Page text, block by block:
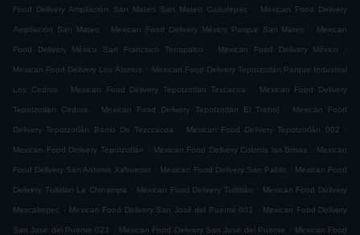
Food Delivery Ampliación San Mateo San Mateo Cuautepec . Mexican Food Delivery
Ampliación San Mateo . Mexican Food Delivery México Parque San Mateo . Mexican
Food Delivery México San Francisco Tenopalco . Mexican Food Delivery México .
Mexican Food Delivery Los Álamos . Mexican Food Delivery Tepotzotlán Parque Industrial
Los Cedros . Mexican Food Delivery Tepotzotlán Texcacoa . Mexican Food Delivery
Tepotzotlán Cedros . Mexican Food Delivery Tepotzotlán El Trebol . Mexican Food
Delivery Tepotzotlán Barrio De Tezccacoa . Mexican Food Delivery Tepotzotlán 002 .
Mexican Food Delivery Tepotzotlán . Mexican Food Delivery Colonia las Brisas . Mexican
Food Delivery San Antonio Xahuento . Mexican Food Delivery San Pablo . Mexican Food
Delivery Tultitlán La Chinampa . Mexican Food Delivery Tultitlán . Mexican Food Delivery
Mexcaltepec . Mexican Food Delivery San José del Puente 001 . Mexican Food Delivery
San José del Puente 023 . Mexican Food Delivery San José del Puente . Mexican Food